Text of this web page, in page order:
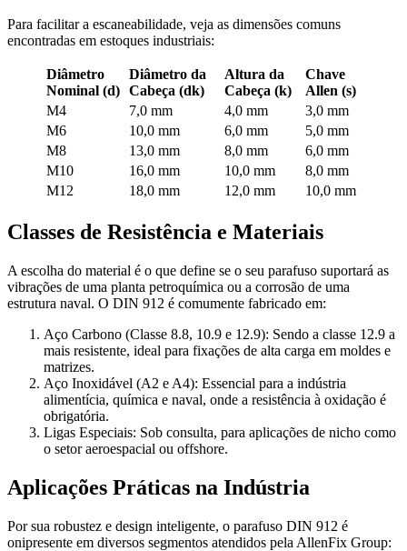
Para facilitar a escaneabilidade, veja as dimensões comuns
encontradas em estoques industriais:
Diâmetro
Nominal (d)
Diâmetro da
Cabeça (dk)
Altura da
Cabeça (k)
Chave
Allen (s)
M4
7,0 mm 4,0 mm
3,0 mm
M6
10,0 mm 6,0 mm
5,0 mm
M8
13,0 mm 8,0 mm
6,0 mm
M10
16,0 mm 10,0 mm
8,0 mm
M12
18,0 mm 12,0 mm 10,0 mm
Classes de Resistência e Materiais
A escolha do material é o que define se o seu parafuso suportará as
vibrações de uma planta petroquímica ou a corrosão de uma
estrutura naval. O DIN 912 é comumente fabricado em:
Aço Carbono (Classe 8.8, 10.9 e 12.9): Sendo a classe 12.9 a
mais resistente, ideal para fixações de alta carga em moldes e
matrizes.
Aço Inoxidável (A2 e A4): Essencial para a indústria
alimentícia, química e naval, onde a resistência à oxidação é
obrigatória.
Ligas Especiais: Sob consulta, para aplicações de nicho como
o setor aeroespacial ou offshore.
Aplicações Práticas na Indústria
Por sua robustez e design inteligente, o parafuso DIN 912 é
onipresente em diversos segmentos atendidos pela AllenFix Group: